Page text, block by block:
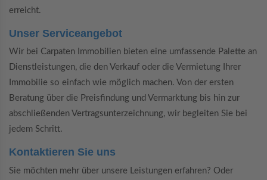
erreicht.
Unser Serviceangebot
Wir bei Carpaten Immobilien bieten eine umfassende Palette an
Dienstleistungen, die den Verkauf oder die Vermietung Ihrer
Immobilie so einfach wie möglich machen. Von der ersten
Beratung über die Preisfindung und Vermarktung bis hin zur
abschließenden Vertragsunterzeichnung, wir begleiten Sie bei
jedem Schritt.
Kontaktieren Sie uns
Sie möchten mehr über unsere Leistungen erfahren? Oder